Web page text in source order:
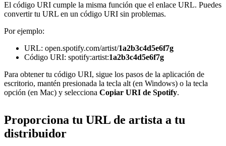
El código URI cumple la misma función que el enlace URL. Puedes
convertir tu URL en un código URI sin problemas.
Por ejemplo:
URL: open.spotify.com/artist/1a2b3c4d5e6f7g
Código URI: spotify:artist:1a2b3c4d5e6f7g
Para obtener tu código URI, sigue los pasos de la aplicación de
escritorio, mantén presionada la tecla alt (en Windows) o la tecla
opción (en Mac) y selecciona Copiar URI de Spotify.
Proporciona tu URL de artista a tu
distribuidor